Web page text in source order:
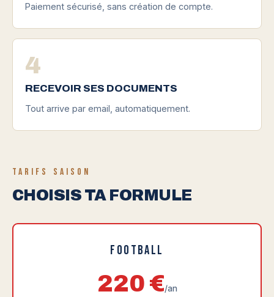
Paiement sécurisé, sans création de compte.
4
RECEVOIR SES DOCUMENTS
Tout arrive par email, automatiquement.
TARIFS SAISON
CHOISIS TA FORMULE
Football
220 €/an